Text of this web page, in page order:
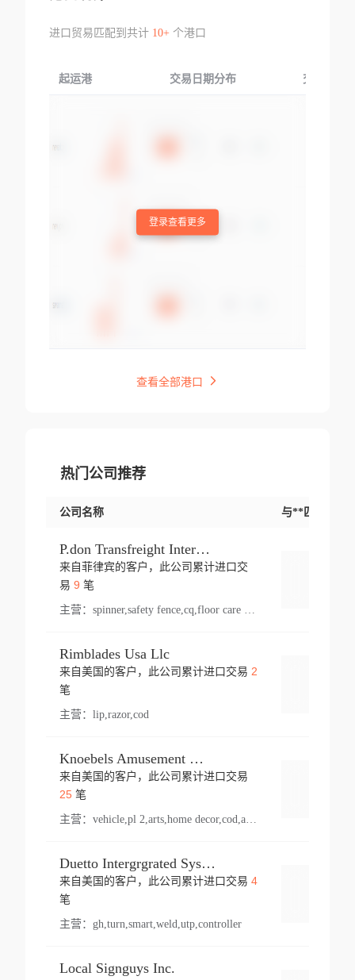
进口贸易匹配到共计 10+个港口
起运港 交易日期分布 交易产品
登录查看更多
查看全部港口
热门公司推荐
公司名称 与**匹配交易
P.don Transfreight International
来自菲律宾的客户，此公司累计进口交
易 9 笔
主营：
Rimblades Usa Llc
来自美国的客户，此公司累计进口交易 2
笔
主营： lip,razor,cod
Knoebels Amusement Resort
来自美国的客户，此公司累计进口交易
25笔
主营： vehicle,pl 2,arts,home decor,cod,amusement ride,sea
Duetto Intergrgrated Systems Inc.
来自美国的客户，此公司累计进口交易 4
笔
主营： gh,turn,smart,weld,utp,controller
Local Signguys Inc.